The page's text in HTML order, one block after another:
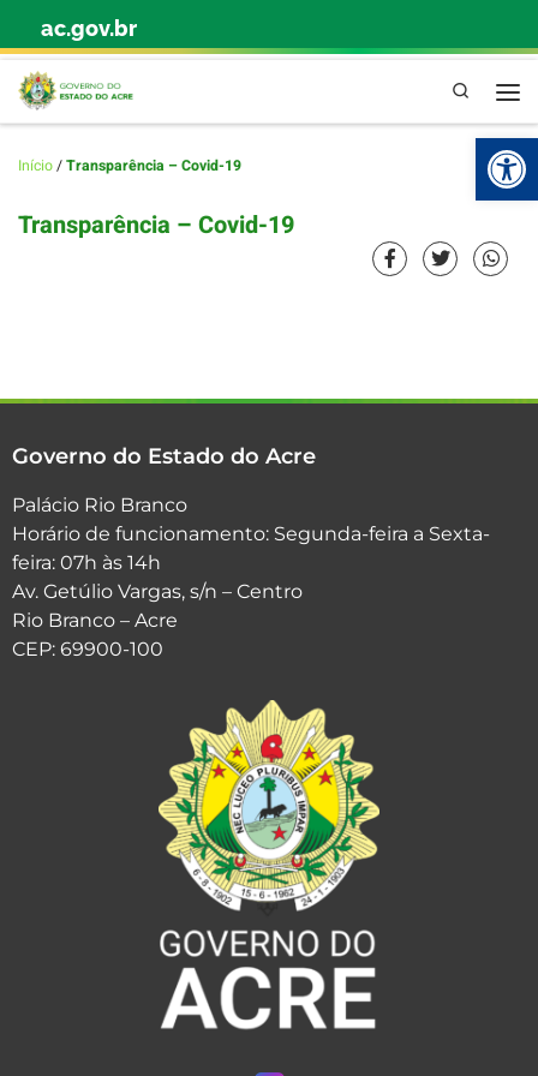
Skip to content
ac.gov.br
Pesquisa
Início/Transparência – Covid-19
Transparência – Covid-19
Governo do Estado do Acre
Palácio Rio Branco
Horário de funcionamento: Segunda-feira a Sexta-
feira: 07h às 14h
Av. Getúlio Vargas, s/n – Centro
Rio Branco – Acre
CEP: 69900-100